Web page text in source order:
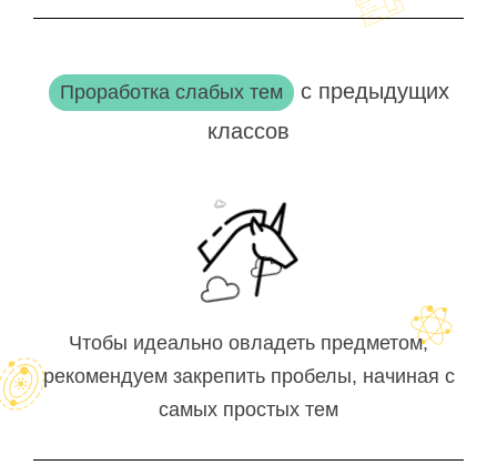
Проработка слабых тем с предыдущих
классов
Чтобы идеально овладеть предметом,
рекомендуем закрепить пробелы, начиная с
самых простых тем